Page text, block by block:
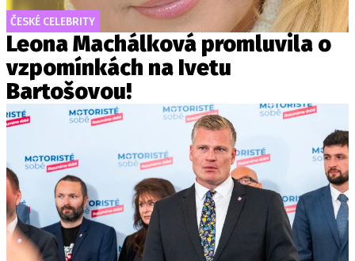
ČESKÉ CELEBRITY
Leona Machálková promluvila o
vzpomínkách na Ivetu
Bartošovou!